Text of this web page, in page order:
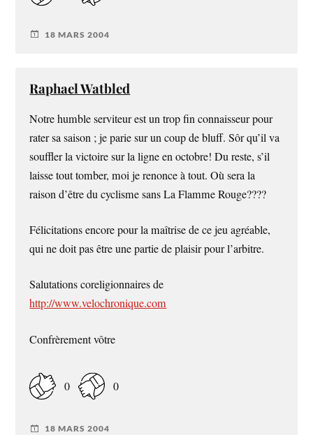
18 MARS 2004
Raphael Watbled
Notre humble serviteur est un trop fin connaisseur pour
rater sa saison ; je parie sur un coup de bluff. Sôr qu’il va
souffler la victoire sur la ligne en octobre! Du reste, s’il
laisse tout tomber, moi je renonce à tout. Où sera la
raison d’être du cyclisme sans La Flamme Rouge????
Félicitations encore pour la maîtrise de ce jeu agréable,
qui ne doit pas être une partie de plaisir pour l’arbitre.
Salutations coreligionnaires de
http://www.velochronique.com
Confrèrement vôtre
0 0
18 MARS 2004